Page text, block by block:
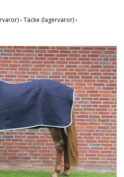
› Täcke (lagervaror)›